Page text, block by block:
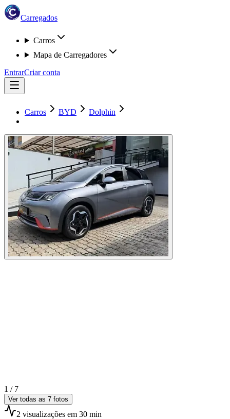
Carregados
Carros
Mapa de Carregadores
EntrarCriar conta
Carros BYD Dolphin
1 / 7
Ver todas as 7 fotos
2 visualizações em 30 min